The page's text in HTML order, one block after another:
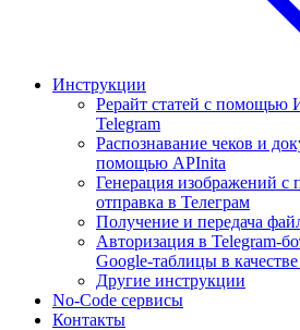
Инструкции
Рерайт статей с помощью
Telegram
Распознавание чеков и
помощью APInita
Генерация изображений
отправка в Телеграм
Получение и передача
Авторизация в Telegram-
Google-таблицы в
Другие инструкции
No-Code сервисы
Контакты